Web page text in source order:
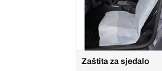
Zaštita za sjedalo